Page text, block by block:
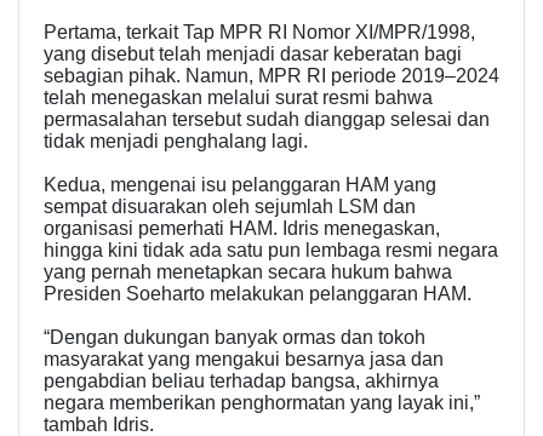
Pertama, terkait Tap MPR RI Nomor XI/MPR/1998,
yang disebut telah menjadi dasar keberatan bagi
sebagian pihak. Namun, MPR RI periode 2019–2024
telah menegaskan melalui surat resmi bahwa
permasalahan tersebut sudah dianggap selesai dan
tidak menjadi penghalang lagi.
Kedua, mengenai isu pelanggaran HAM yang
sempat disuarakan oleh sejumlah LSM dan
organisasi pemerhati HAM. Idris menegaskan,
hingga kini tidak ada satu pun lembaga resmi negara
yang pernah menetapkan secara hukum bahwa
Presiden Soeharto melakukan pelanggaran HAM.
“Dengan dukungan banyak ormas dan tokoh
masyarakat yang mengakui besarnya jasa dan
pengabdian beliau terhadap bangsa, akhirnya
negara memberikan penghormatan yang layak ini,”
tambah Idris.